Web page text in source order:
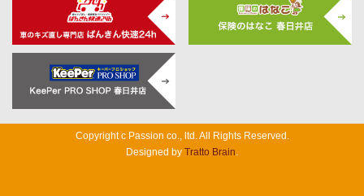
Copyright c Passion co., ltd. All Rights Reserved.
Designed by Tratto Brain